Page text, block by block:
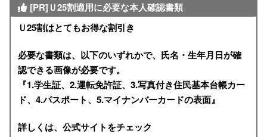
[PR]Ｕ25割適用に必要な本人確認書類
Ｕ25割はとてもお得な割引き
必要な書類は、以下のいずれかで、氏名・生年月日が確
認できる画像が必要です。
『1.学生証、2.運転免許証、3.写真付き住民基本台帳カー
ド、4.パスポート、5.マイナンバーカードの表面』
詳しくは、公式サイトをチェック